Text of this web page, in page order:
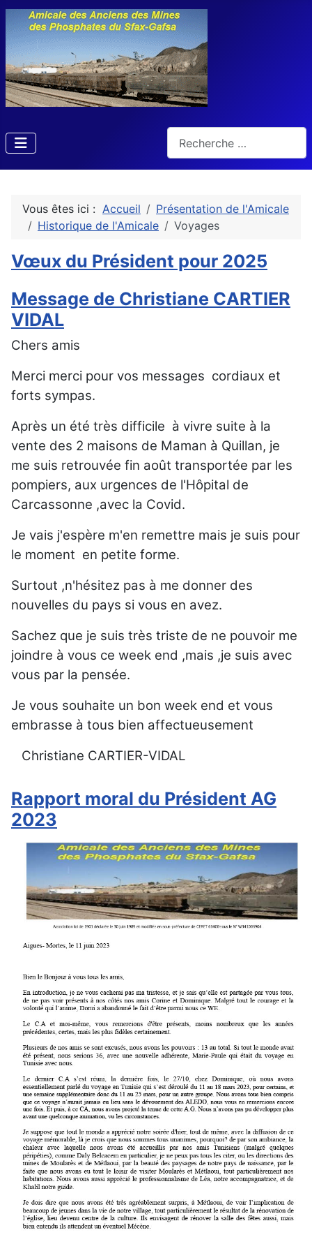
Vous êtes ici : Accueil
Présentation de l'Amicale
Historique de l'Amicale
Voyages
Vœux du Président pour 2025
Message de Christiane CARTIER
VIDAL
Chers amis
Merci merci pour vos messages cordiaux et
forts sympas.
Après un été très difficile à vivre suite à la
vente des 2 maisons de Maman à Quillan, je
me suis retrouvée fin août transportée par les
pompiers, aux urgences de l'Hôpital de
Carcassonne ,avec la Covid.
Je vais j'espère m'en remettre mais je suis pour
le moment en petite forme.
Surtout ,n'hésitez pas à me donner des
nouvelles du pays si vous en avez.
Sachez que je suis très triste de ne pouvoir me
joindre à vous ce week end ,mais ,je suis avec
vous par la pensée.
Je vous souhaite un bon week end et vous
embrasse à tous bien affectueusement
Christiane CARTIER-VIDAL
Rapport moral du Président AG
2023